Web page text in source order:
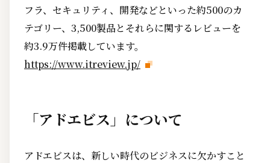
フラ、セキュリティ、開発などといった約500のカ
テゴリー、3,500製品とそれらに関するレビューを
約3.9万件掲載しています。
https://www.itreview.jp/
「アドエビス」について
アドエビスは、新しい時代のビジネスに欠かすこと